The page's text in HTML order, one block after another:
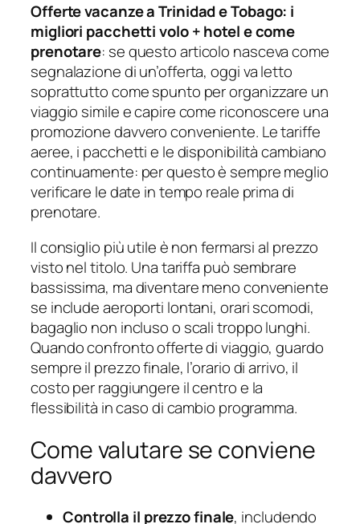
Offerte vacanze a Trinidad e Tobago: i
migliori pacchetti volo + hotel e come
prenotare: se questo articolo nasceva come
segnalazione di un’offerta, oggi va letto
soprattutto come spunto per organizzare un
viaggio simile e capire come riconoscere una
promozione davvero conveniente. Le tariffe
aeree, i pacchetti e le disponibilità cambiano
continuamente: per questo è sempre meglio
verificare le date in tempo reale prima di
prenotare.
Il consiglio più utile è non fermarsi al prezzo
visto nel titolo. Una tariffa può sembrare
bassissima, ma diventare meno conveniente
se include aeroporti lontani, orari scomodi,
bagaglio non incluso o scali troppo lunghi.
Quando confronto offerte di viaggio, guardo
sempre il prezzo finale, l’orario di arrivo, il
costo per raggiungere il centro e la
flessibilità in caso di cambio programma.
Come valutare se conviene
davvero
Controlla il prezzo finale, includendo